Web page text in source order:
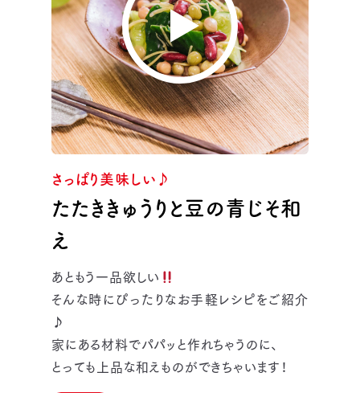
さっぱり美味しい♪
たたききゅうりと豆の青じそ和
え
あともう一品欲しい
そんな時にぴったりなお手軽レシピをご紹介
♪
家にある材料でパパッと作れちゃうのに、
とっても上品な和えものができちゃいます！